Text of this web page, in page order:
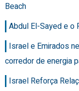
Beach
Abdul El-Sayed e o
Israel e Emirados
corredor de energia
Israel Reforça